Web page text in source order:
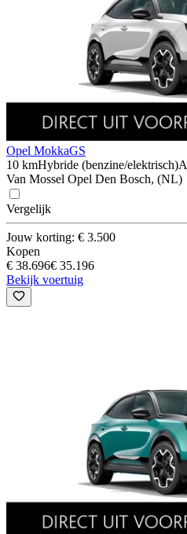
Opel MokkaGS
10 kmHybride (benzine/elektrisch)
Van Mossel Opel Den Bosch, (NL)
Vergelijk
Jouw korting: € 3.500
Kopen
€ 38.696€ 35.196
Bekijk voertuig